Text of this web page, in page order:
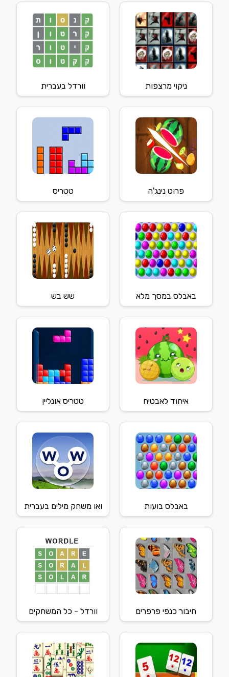
ניקוי מרצפות וורדל בעברית
פרוט נינג'ה טטריס
באבלס במסך מלא שש בש
איחוד לאבטיח טטריס אונליין
באבלס בועות ואו משחק מילים בעברית
חיבור כנפי פרפרים וורדל - כל המשחקים